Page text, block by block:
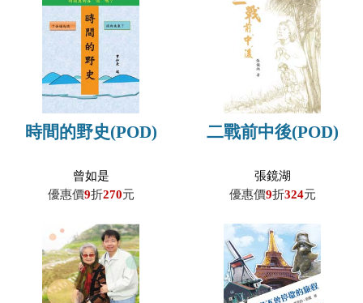
時間的野史(POD)
曾如是
優惠價9折270元
二戰前中後(POD)
張鏡湖
優惠價9折324元